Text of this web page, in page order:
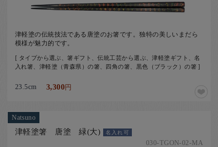
English
津軽塗の伝統技法である唐塗のお箸です。独特の美しいまだら
模様が魅力的です。
[ タイプから選ぶ、箸ギフト、伝統工芸から選ぶ、津軽塗ギフト、名
入れ箸、津軽塗（青森県）の箸、四角の箸、黒色（ブラック）の箸 ]
23.5cm 3,300円
Natsuno
津軽塗箸 唐塗 緑(大) 名入れ可
030-TGON-02-MA